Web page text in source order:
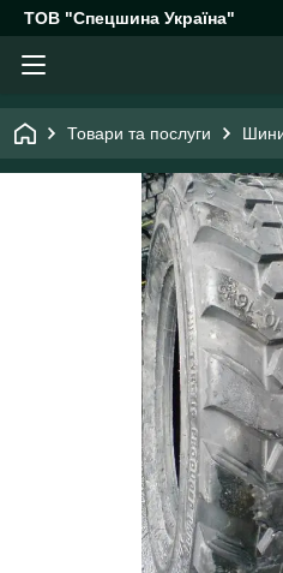
ТОВ "Спецшина Україна"
Товари та послуги Шини